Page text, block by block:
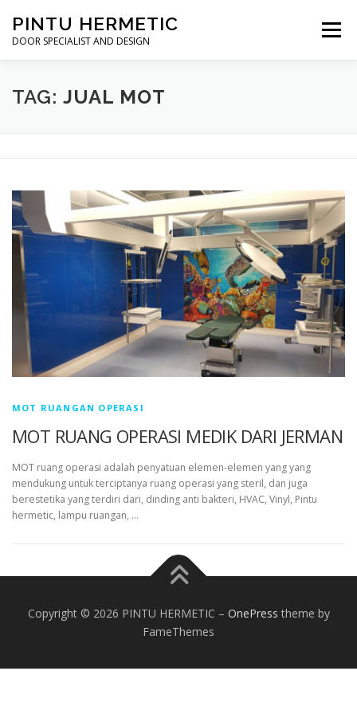
PINTU HERMETIC
DOOR SPECIALIST AND DESIGN
Menu
HOME MOT RUANG OPERASI
TAG: JUAL MOT
MOT RUANGAN OPERASI
MOT RUANG OPERASI MEDIK DARI JERMAN
MOT ruang operasi adalah penyatuan elemen-elemen yang yang
mendukung untuk terciptanya ruang operasi yang steril, dan juga
berestetika yang terdiri dari, dinding anti bakteri, HVAC, Vinyl, Pintu
hermetic, lampu ruangan, …
Copyright © 2026 PINTU HERMETIC – OnePress theme by
FameThemes